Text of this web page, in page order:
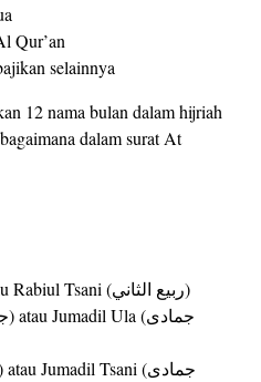
Qur’an
selainnya
12 nama bulan dalam hijriah
dalam surat At
4. Rabiul Akhir (ربيع الآخر) atau Rabiul Tsani (ربيع الثاني)